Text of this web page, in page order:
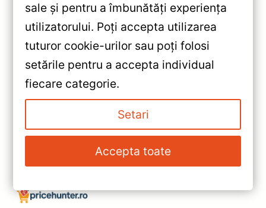
«Navigație Auto Teyes Lux One
Toyota Land Cruiser Prado 150
2013-2017 6+128GB 12.3" IPS
— Recenzie Detaliată, Testare &
Recomandări
Navigație Auto Teyes CC3L 9″
2+32GB — Recenzie Detaliată,
Testare & Recomandări
sale și pentru a îmbunătăți experiența
utilizatorului. Poți accepta utilizarea
tuturor cookie-urilor sau poți folosi
setările pentru a accepta individual
fiecare categorie.
Setari
Accepta toate